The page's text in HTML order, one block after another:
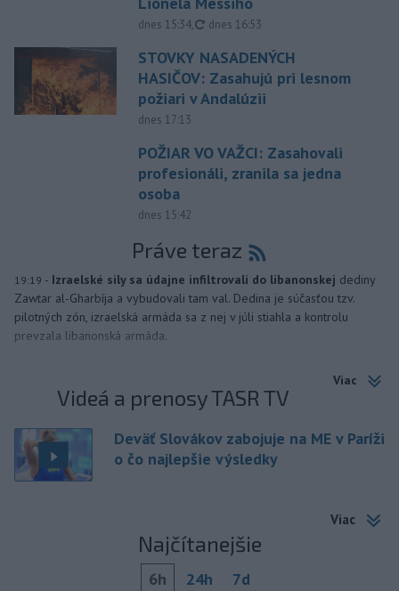
dnes 15:34, aktualizované
dnes 16:53
STOVKY NASADENÝCH
HASIČOV: Zasahujú pri lesnom
požiari v Andalúzii
dnes 17:13
POŽIAR VO VAŽCI: Zasahovali
profesionáli, zranila sa jedna
osoba
dnes 15:42
Práve teraz
19:19 - Izraelské sily sa údajne infiltrovali do libanonskej dediny
Zawtar al-Gharbíja a vybudovali tam val. Dedina je súčasťou tzv.
pilotných zón, izraelská armáda sa z nej v júli stiahla a kontrolu
prevzala libanonská armáda.
Viac
Videá a prenosy TASR TV
Deväť Slovákov zabojuje na ME v Paríži
o čo najlepšie výsledky
Viac
Najčítanejšie
6h 24h 7d